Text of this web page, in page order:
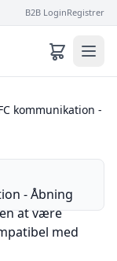
B2B LoginRegistrer
kommunikation -